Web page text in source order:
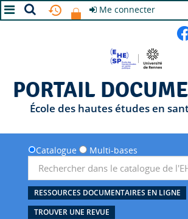
Me connecter
PORTAIL
École des hautes études en
Catalogue Multi-bases
RESSOURCES DOCUMENTAIRES EN LIGNE
TROUVER UNE REVUE